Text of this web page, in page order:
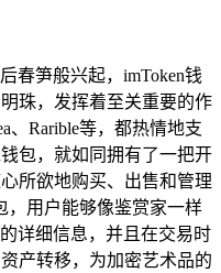
春笋般兴起，imToken钱
珠，发挥着至关重要的作
、Rarible等，都热情地支
包，就如同拥有了一把开
所欲地购买、出售和管理
，用户能够像鉴赏家一样
详细信息，并且在交易时
产转移，为加密艺术品的